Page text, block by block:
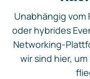
Unabhängig vom
oder hybrides
Networking-
wir sind hier,